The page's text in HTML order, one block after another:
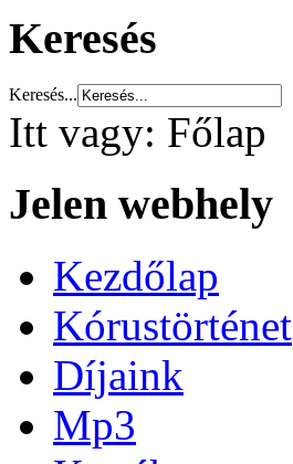
Keresés
Keresés...
Itt vagy: Főlap
Jelen webhely
Kezdőlap
Kórustörténet
Díjaink
Mp3